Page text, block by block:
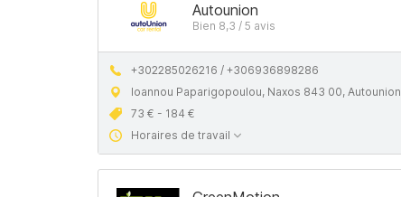
Autounion
Bien 8,3 / 5 avis
+302285026216 / +306936898286
Ioannou Paparigopoulou, Naxos 843 00, Autounion
73 € - 184 €
Horaires de travail